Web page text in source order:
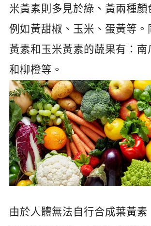
米黃素則多見於綠、黃兩種顏
例如黃甜椒、玉米、蛋黃等。
黃素和玉米黃素的蔬果有：南
和柳橙等。
由於人體無法自行合成葉黃素